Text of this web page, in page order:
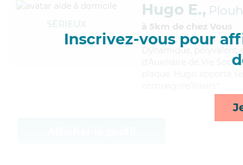
Inscrivez-vous pour
SÉRIEUX
Hugo E.,
à 5km de chez Vous
Dynamique
, polyvalent
d'Auxiliaire de Vie